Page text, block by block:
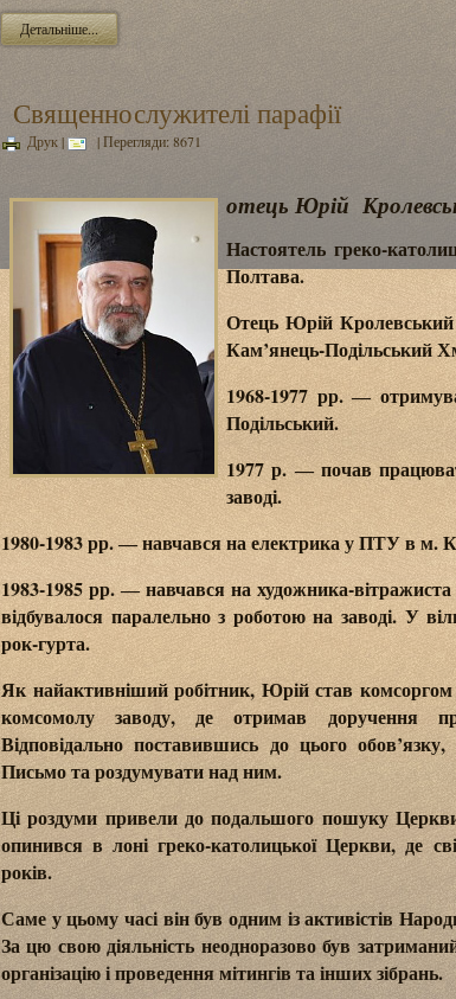
Детальніше...
Священнослужителі парафії
Друк| | Перегляди: 8671
отець Юрій
Настоятель греко-
Полтава.
Отець Юрій
Кам’янець-Подільський
1968-1977 рр. ―
Подільський.
1977 р. ― почав
заводі.
1980-1983 рр. ― навчався на електрика у ПТУ в м.
1983-1985 рр. ― навчався на художника-
відбувалося паралельно з роботою на заводі. У
рок-гурта.
Як найактивніший робітник, Юрій став
комсомолу заводу, де отримав доручення
Відповідально поставившись до цього
Письмо та роздумувати над ним.
Ці роздуми привели до подальшого пошуку
опинився в лоні греко-католицької Церкви, де
років.
Саме у цьому часі він був одним із активістів
За цю свою діяльність неодноразово був
організацію і проведення мітингів та інших зібрань.